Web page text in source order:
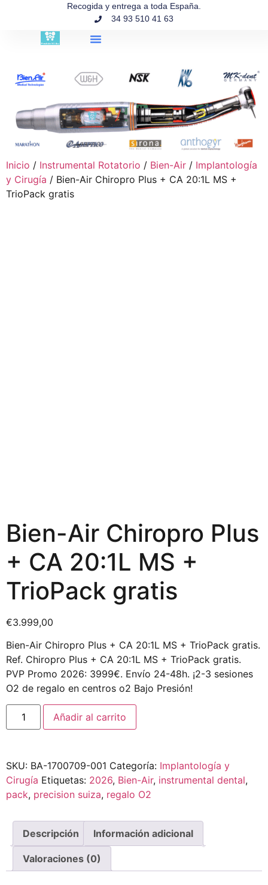
Recogida y entrega a toda España.
34 93 510 41 63
Inicio / Instrumental Rotatorio / Bien-Air / Implantología
y Cirugía / Bien-Air Chiropro Plus + CA 20:1L MS +
TrioPack gratis
Bien-Air Chiropro Plus
+ CA 20:1L MS +
TrioPack gratis
€3.999,00
Bien-Air Chiropro Plus + CA 20:1L MS + TrioPack gratis.
Ref. Chiropro Plus + CA 20:1L MS + TrioPack gratis.
PVP Promo 2026: 3999€. Envío 24-48h. ¡2-3 sesiones
O2 de regalo en centros o2 Bajo Presión!
Añadir al carrito
SKU: BA-1700709-001 Categoría: Implantología y
Cirugía Etiquetas: 2026, Bien-Air, instrumental dental,
pack, precision suiza, regalo O2
Descripción Información adicional
Valoraciones (0)